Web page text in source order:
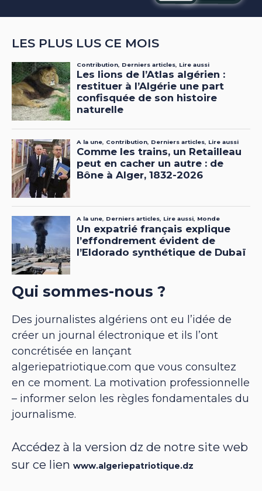
LES PLUS LUS CE MOIS
Qui sommes-nous ?
Des journalistes algériens ont eu l’idée de
créer un journal électronique et ils l’ont
concrétisée en lançant
algeriepatriotique.com que vous consultez
en ce moment. La motivation professionnelle
– informer selon les règles fondamentales du
journalisme.
Accédez à la version dz de notre site web
sur ce lien www.algeriepatriotique.dz